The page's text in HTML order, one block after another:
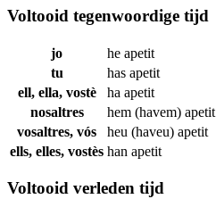
Voltooid tegenwoordige tijd
jo he apetit
tu
has apetit
ell, ella, vostè
ha apetit
nosaltres
hem (havem) apetit
vosaltres, vós
heu (haveu) apetit
ells, elles, vostès han apetit
Voltooid verleden tijd